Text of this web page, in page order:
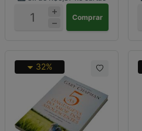
Comprar
32%